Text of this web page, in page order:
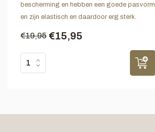
bescherming en hebben een goede pasvorm
en zijn elastisch en daardoor erg sterk.
€19,95 €15,95